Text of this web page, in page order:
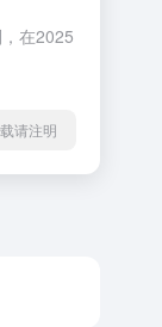
在2025
请注明